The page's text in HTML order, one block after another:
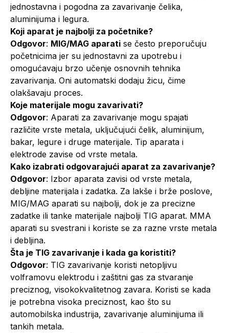
jednostavna i pogodna za zavarivanje čelika,
aluminijuma i legura.
Koji aparat je najbolji za početnike?
Odgovor: MIG/MAG aparati se često preporučuju
početnicima jer su jednostavni za upotrebu i
omogućavaju brzo učenje osnovnih tehnika
zavarivanja. Oni automatski dodaju žicu, čime
olakšavaju proces.
Koje materijale mogu zavarivati?
Odgovor: Aparati za zavarivanje mogu spajati
različite vrste metala, uključujući čelik, aluminijum,
bakar, legure i druge materijale. Tip aparata i
elektrode zavise od vrste metala.
Kako izabrati odgovarajući aparat za zavarivanje?
Odgovor: Izbor aparata zavisi od vrste metala,
debljine materijala i zadatka. Za lakše i brže poslove,
MIG/MAG aparati su najbolji, dok je za precizne
zadatke ili tanke materijale najbolji TIG aparat. MMA
aparati su svestrani i koriste se za razne vrste metala
i debljina.
Šta je TIG zavarivanje i kada ga koristiti?
Odgovor: TIG zavarivanje koristi netopljivu
volframovu elektrodu i zaštitni gas za stvaranje
preciznog, visokokvalitetnog zavara. Koristi se kada
je potrebna visoka preciznost, kao što su
automobilska industrija, zavarivanje aluminijuma ili
tankih metala.